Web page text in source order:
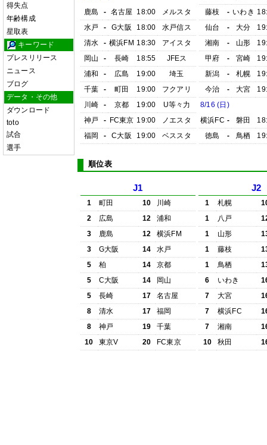
得失点
年齢構成
星取表
キーワード
プレスリリース
ニュース
ブログ
データ・その他
ダウンロード
toto
試合
選手
鹿島
- 名古屋 18:00
メルスタ
水戸
- G大阪 18:00
水戸信ス
清水
- 横浜FM 18:30
アイスタ
岡山
- 長崎 18:55
JFEス
浦和
- 広島 19:00
埼玉
千葉
- 町田 19:00
フクアリ
川崎
- 京都 19:00
U等々力
神戸
- FC東京 19:00
ノエスタ
福岡
- C大阪 19:00 ベススタ
藤枝
- いわき
仙台
- 大分
湘南
- 山形
甲府
- 宮崎
新潟
- 札幌
今治
- 大宮
8/16 (日)
横浜FC - 磐田
徳島
- 鳥栖
順位表
J1
1 町田 10
川崎
2
広島 12
浦和
3
鹿島 12
横浜FM
3
G大阪 14
水戸
5
柏 14
京都
5
C大阪 14
岡山
5
長崎 17
名古屋
8
清水 17
福岡
8
神戸 19
千葉
10
東京V 20 FC東京
J2
1 札幌
1
八戸
1
山形
1
藤枝
1
鳥栖
6
いわき
7
大宮
7
横浜FC
7
湘南
10
秋田